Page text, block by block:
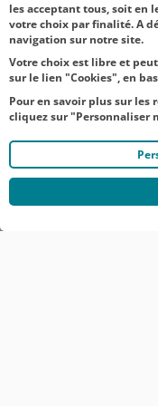
Page
précedente
les acceptant tous, soit en
votre choix par finalité. A
navigation sur notre site.
Votre choix est libre et
sur le lien "Cookies", en
Pour en savoir plus sur
cliquez sur "Personnaliser